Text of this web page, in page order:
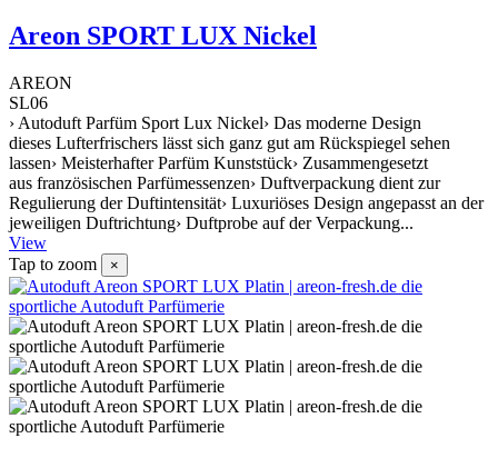
Areon SPORT LUX Nickel
AREON
SL06
› Autoduft Parfüm Sport Lux Nickel› Das moderne Design
dieses Lufterfrischers lässt sich ganz gut am Rückspiegel sehen
lassen› Meisterhafter Parfüm Kunststück› Zusammengesetzt
aus französischen Parfümessenzen› Duftverpackung dient zur
Regulierung der Duftintensität› Luxuriöses Design angepasst an der
jeweiligen Duftrichtung› Duftprobe auf der Verpackung...
View
Tap to zoom
×